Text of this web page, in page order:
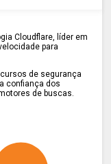
Cloudflare, líder em
para
de segurança
confiança dos
de buscas.